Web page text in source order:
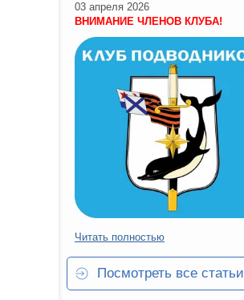
03 апреля 2026
ВНИМАНИЕ ЧЛЕНОВ КЛУБА!
Читать полностью
Посмотреть все статьи